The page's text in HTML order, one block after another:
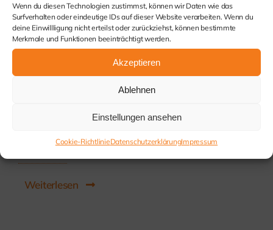
Wenn du diesen Technologien zustimmst, können wir Daten wie das
Surfverhalten oder eindeutige IDs auf dieser Website verarbeiten. Wenn du
deine Einwillligung nicht erteilst oder zurückziehst, können bestimmte
Merkmale und Funktionen beeinträchtigt werden.
Akzeptieren
Ablehnen
Einstellungen ansehen
Cookie-RichtlinieDatenschutzerklärungImpressum
Categories:Allgemein
Schmerz: Ein Warnsignal des
Körpers und wie wir damit
Weiterlesen